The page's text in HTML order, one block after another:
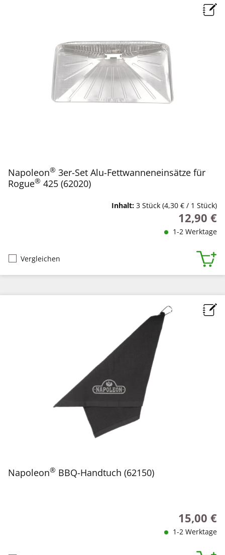
Napoleon® 3er-Set Alu-Fettwanneneinsätze für
Rogue® 425 (62020)
Inhalt: 3 Stück (4,30 € / 1 Stück)
Regulärer
12,90 €
1-2 Werktage
Vergleichen
Napoleon® BBQ-Handtuch (62150)
Regulärer
15,00 €
1-2 Werktage